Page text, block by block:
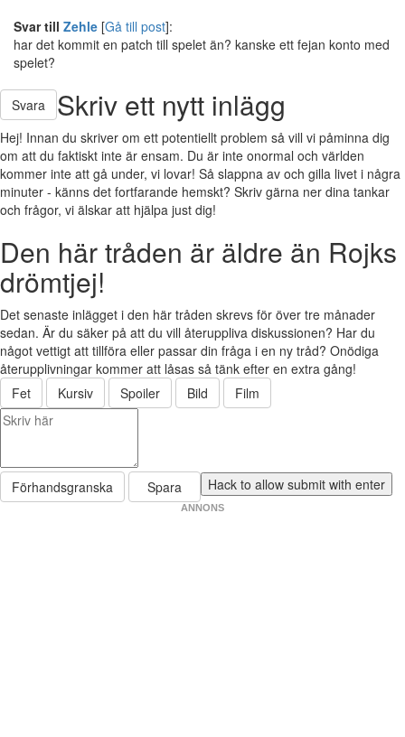
Svar till Zehle [Gå till post]:
har det kommit en patch till spelet än? kanske ett fejan konto med
spelet?
Svara Skriv ett nytt inlägg
Hej! Innan du skriver om ett potentiellt problem så vill vi påminna dig
om att du faktiskt inte är ensam. Du är inte onormal och världen
kommer inte att gå under, vi lovar! Så slappna av och gilla livet i några
minuter - känns det fortfarande hemskt? Skriv gärna ner dina tankar
och frågor, vi älskar att hjälpa just dig!
Den här tråden är äldre än Rojks
drömtjej!
Det senaste inlägget i den här tråden skrevs för över tre månader
sedan. Är du säker på att du vill återuppliva diskussionen? Har du
något vettigt att tillföra eller passar din fråga i en ny tråd? Onödiga
återupplivningar kommer att låsas så tänk efter en extra gång!
Fet
Kursiv Spoiler Bild Film
Förhandsgranska Spara
ANNONS